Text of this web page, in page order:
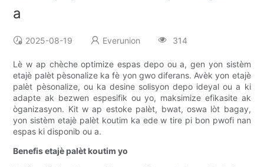
a
2025-08-19 Everunion 314
Lè w ap chèche optimize espas depo ou a, gen yon sistèm
etajè palèt pèsonalize ka fè yon gwo diferans. Avèk yon etajè
palèt pèsonalize, ou ka desine solisyon depo ideyal ou a ki
adapte ak bezwen espesifik ou yo, maksimize efikasite ak
òganizasyon. Kit w ap estoke palèt, bwat, oswa lòt bagay,
yon sistèm etajè palèt koutim ka ede w tire pi bon pwofi nan
espas ki disponib ou a.
Benefis etajè palèt koutim yo